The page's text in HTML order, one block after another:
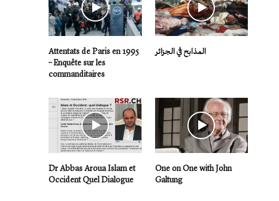
Attentats de Paris en 1995
– Enquête sur les
commanditaires
المذابح في الجزائر
Dr Abbas Aroua Islam et
Occident Quel Dialogue
One on One with John
Galtung